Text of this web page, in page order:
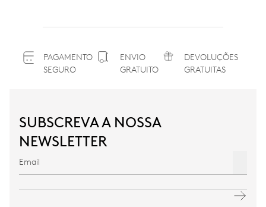
PAGAMENTO
SEGURO
ENVIO
GRATUITO
DEVOLUÇÕES
GRATUITAS
SUBSCREVA A NOSSA
NEWSLETTER